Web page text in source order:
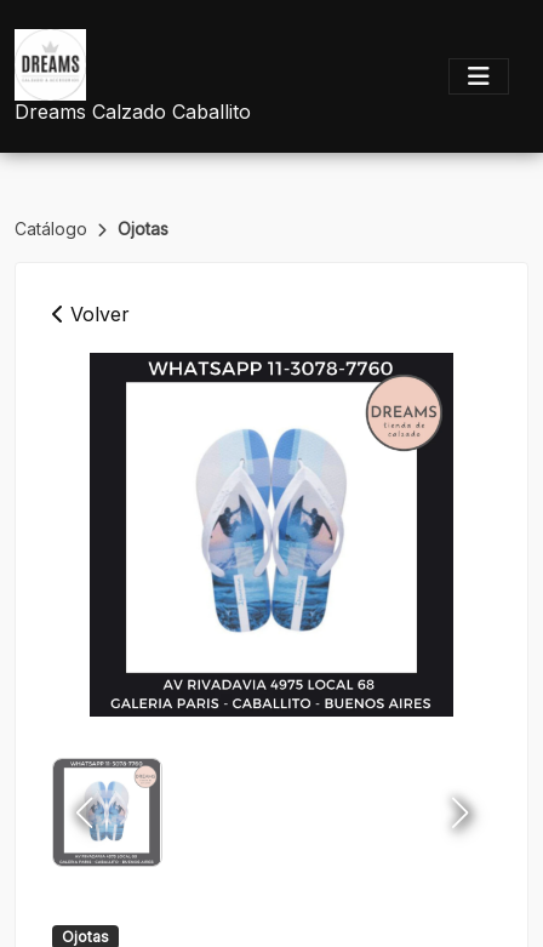
Dreams Calzado Caballito
Catálogo Ojotas
Volver
Ojotas